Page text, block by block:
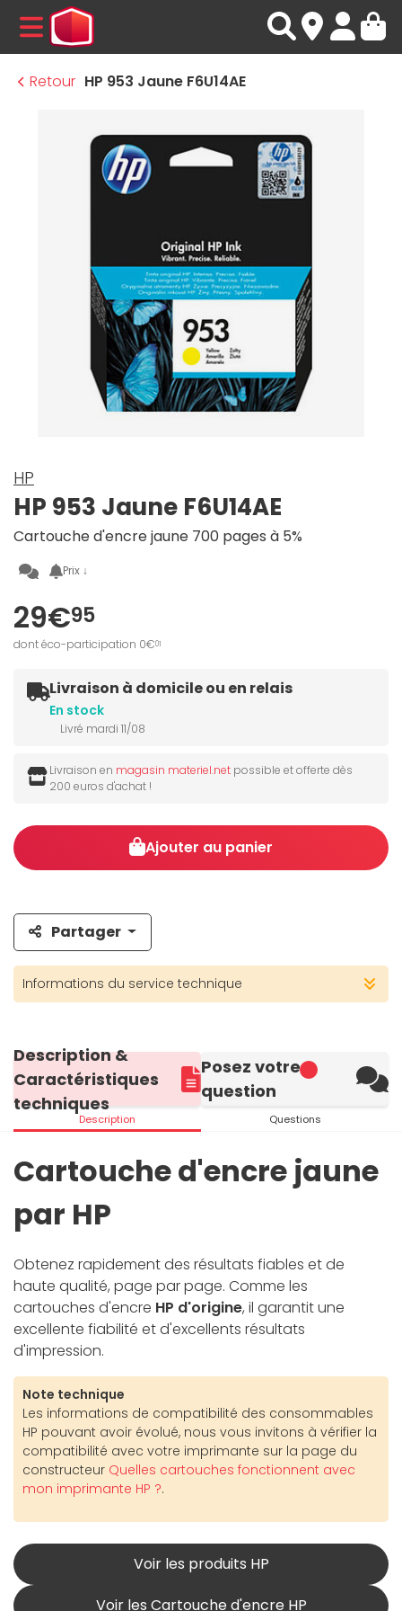
MENU
Retour HP 953 Jaune F6U14AE
HP
HP 953 Jaune F6U14AE
Cartouche d'encre jaune 700 pages à 5%
Prix ↓
29€95
dont éco-participation 0€01
Livraison à domicile ou en relais
En stock
Livré mardi 11/08
Livraison en magasin materiel.net possible et offerte dès
200 euros d'achat !
Ajouter au panier
Partager
Informations du service technique
Description &
Caractéristiques
techniques
Description
Posez votre
question
Questions
Cartouche d'encre jaune
par HP
Obtenez rapidement des résultats fiables et de
haute qualité, page par page. Comme les
cartouches d'encre HP d'origine, il garantit une
excellente fiabilité et d'excellents résultats
d'impression.
Note technique
Les informations de compatibilité des consommables
HP pouvant avoir évolué, nous vous invitons à vérifier la
compatibilité avec votre imprimante sur la page du
constructeur Quelles cartouches fonctionnent avec
mon imprimante HP ?.
Voir les produits HP
Voir les Cartouche d'encre HP